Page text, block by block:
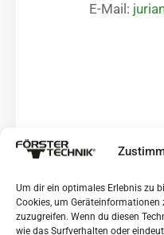
Um dir ein optimales Erlebnis zu
Cookies, um
zuzugreifen. Wenn du diesen
wie das Surfverhalten oder
E-Mail: